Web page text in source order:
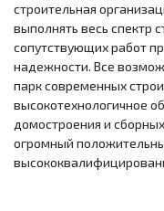
строительная
выполнять весь спектр
сопутствующих работ
надежности. Все
парк современных
высокотехнологичное
домостроения и
огромный